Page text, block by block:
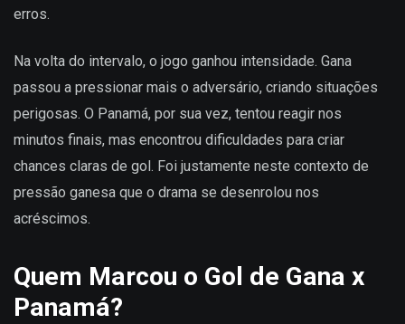
erros.
Na volta do intervalo, o jogo ganhou intensidade. Gana
passou a pressionar mais o adversário, criando situações
perigosas. O Panamá, por sua vez, tentou reagir nos
minutos finais, mas encontrou dificuldades para criar
chances claras de gol. Foi justamente neste contexto de
pressão ganesa que o drama se desenrolou nos
acréscimos.
Quem Marcou o Gol de Gana x
Panamá?